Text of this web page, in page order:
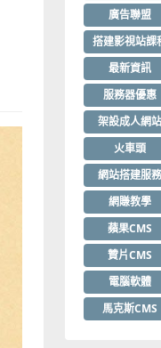
廣告聯盟
搭建影視站課
最新資訊
服務器優惠
架設成人網站
火車頭
網站搭建服務
網賺教學
蘋果CMS
贊片CMS
電腦軟體
馬克斯CMS